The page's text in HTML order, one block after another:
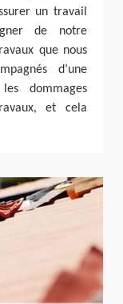
un travail
de notre
que nous
d’une
dommages
et cela